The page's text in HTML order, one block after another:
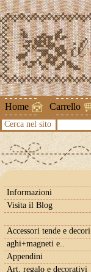
Home Carrello
Cerca nel sito
Informazioni
Visita il Blog
Accessori tende e decori
aghi+magneti e..
Appendini
Art. regalo e decorativi